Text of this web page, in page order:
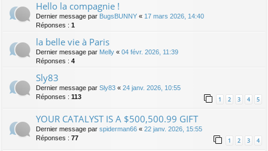
Hello la compagnie !
Dernier message par BugsBUNNY « 17 mars 2026, 14:40
Réponses : 1
la belle vie à Paris
Dernier message par Melly « 04 févr. 2026, 11:39
Réponses : 4
Sly83
Dernier message par Sly83 « 24 janv. 2026, 10:55
Réponses : 113 1 2 3 4 5
YOUR CATALYST IS A $500,500.99 GIFT
Dernier message par spiderman66 « 22 janv. 2026, 15:55
Réponses : 77 1 2 3 4